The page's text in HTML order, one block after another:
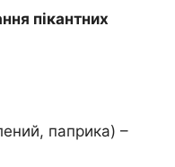
пікантних
паприка) –